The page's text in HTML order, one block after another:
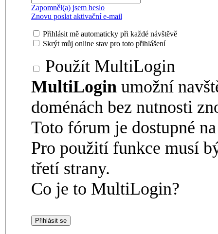
Zapomněl(a) jsem heslo
Znovu poslat aktivační e-mail
Přihlásit mě automaticky při každé návštěvě
Skrýt můj online stav pro toto přihlášení
Použít MultiLogin
MultiLogin umožní
doménách bez nutnosti
Toto fórum je dostupné
Pro použití funkce musí
třetí strany.
Co je to MultiLogin?